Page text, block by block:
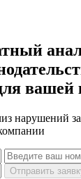
нарушений
Отправить